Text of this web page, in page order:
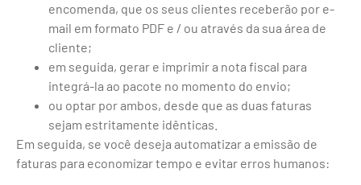
encomenda, que os seus clientes receberão por e-
mail em formato PDF e / ou através da sua área de
cliente;
em seguida, gerar e imprimir a nota fiscal para
integrá-la ao pacote no momento do envio;
ou optar por ambos, desde que as duas faturas
sejam estritamente idênticas.
Em seguida, se você deseja automatizar a emissão de
faturas para economizar tempo e evitar erros humanos: